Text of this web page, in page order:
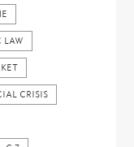
LAW
CRISIS